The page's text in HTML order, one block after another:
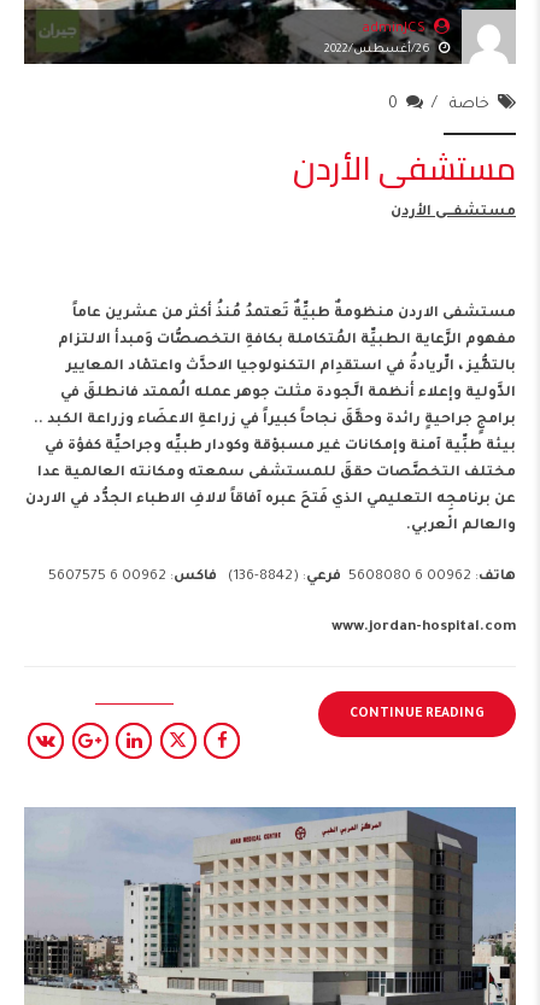
adminJCS
26/أغسطس/2022
خاصة 0
مستشفى الأردن
مستشفـــى الأردن
مستشفى الاردن منظومةٌ طبيِّةٌ تَعتمدُ مُنذُ أكثر من عشرين عاماً
مفهوم الرَّعاية الطبيِّة المُتكاملة بكافةِ التخصصُّات وَمبدأ الالتزام
بالتمُّيز ، الِّريادةُ في استقدِام التكنولوجيا الاحدَّث واعتمْاد المعايير
الدَّولية وإعلاء أنظمة الَّجودة مثلت جوهر عمله الُممتد فانطلقَ في
برامجٍ جراحيةٍ رائدة وحقَّقَ نجاحاً كبيراً في زراعةِ الاعضَاء وزراعة الكبد ..
بيئة طبِّية آمنة وإمكانات غير مسبوْقة وكودار طبيِّه وجراحيِّة كفؤة في
مختلف التخصَّصات حققَ للمستشفى سمعته ومكانته العالمية عدا
عن برنامجِه التعليمي الذي فَتحَ عبره آفاقاً لالافِ الاطباء الجدُّد في الاردن
والعالم الْعربي.
هاتف: 00962 6 5608080 فرعي: (8842-136) فاكس: 00962 6 5607575
www.jordan-hospital.com
CONTINUE READING